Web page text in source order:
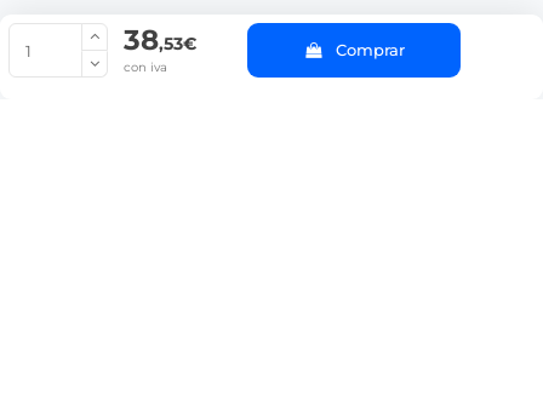
38,53€
con iva
Comprar
© Copyright 2022 PepeBar.com |
Aviso legal y
Condiciones generales de compra |
Blog